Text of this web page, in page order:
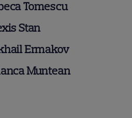
Tomescu
Stan
Ermakov
Muntean